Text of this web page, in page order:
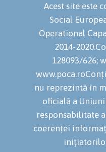
Acest site este
Social
Operational
2014-
128093/626;
nu reprezintă în
oficială a
responsabilitate
coerenței